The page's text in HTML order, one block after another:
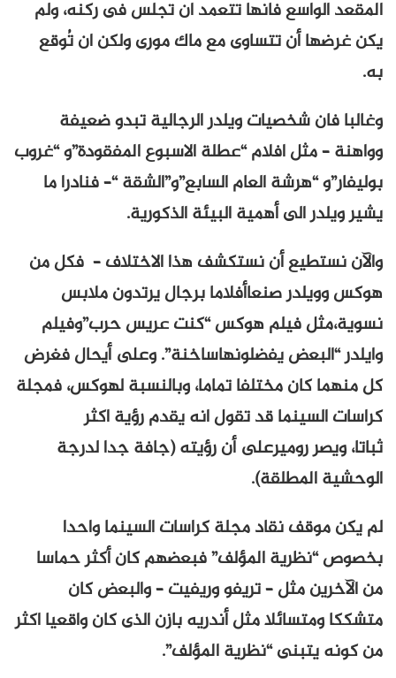
المقعد الواسع فانها تتعمد ان تجلس فى ركنه، ولم
يكن غرضها أن تتساوى مع ماك مورى ولكن ان تُوقع
به.
وغالبا فان شخصيات ويلدر الرجالية تبدو ضعيفة
وواهنة – مثل افلام “عطلة الاسبوع المفقودة”و “غروب
بوليفار”و “هرشة العام السابع”و”الشقة “– فنادرا ما
يشير ويلدر الى أهمية البيئة الذكورية.
والآن نستطيع أن نستكشف هذا الاختلاف – فكل من
هوكس وويلدر صنعاأفلاما برجال يرتدون ملابس
نسوية،مثل فيلم هوكس “كنت عريس حرب”وفيلم
وايلدر “البعض يفضلونهاساخنة”. وعلى أيحال فغرض
كل منهما كان مختلفا تماما، وبالنسبة لهوكس، فمجلة
كراسات السينما قد تقول انه يقدم رؤية اكثر
ثباتا، ويصر روميرعلى أن رؤيته (جافة جدا لدرجة
الوحشية المطلقة).
لم يكن موقف نقاد مجلة كراسات السينما واحدا
بخصوص “نظرية المؤلف” فبعضهم كان أكثر حماسا
من الآخرين مثل – تريفو وريفيت – والبعض كان
متشككا ومتسائلا مثل أندريه بازن الذى كان واقعيا اكثر
من كونه يتبنى “نظرية المؤلف”.